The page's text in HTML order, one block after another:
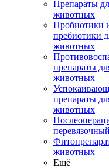
Препараты
животных
Пробиотики
пребиотики
животных
препараты
животных
препараты
животных
животных
Ещё